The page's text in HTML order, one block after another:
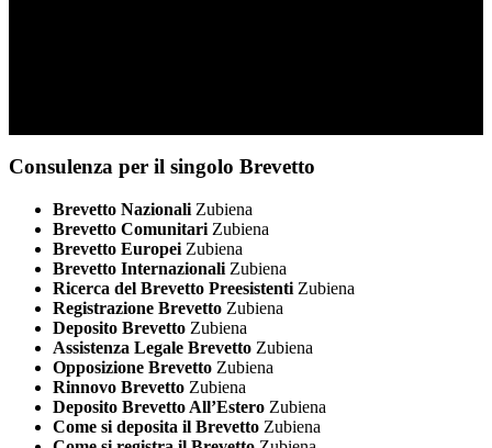
Consulenza per il singolo Brevetto
Brevetto Nazionali Zubiena
Brevetto Comunitari Zubiena
Brevetto Europei Zubiena
Brevetto Internazionali Zubiena
Ricerca del Brevetto Preesistenti Zubiena
Registrazione Brevetto Zubiena
Deposito Brevetto Zubiena
Assistenza Legale Brevetto Zubiena
Opposizione Brevetto Zubiena
Rinnovo Brevetto Zubiena
Deposito Brevetto All’Estero Zubiena
Come si deposita il Brevetto Zubiena